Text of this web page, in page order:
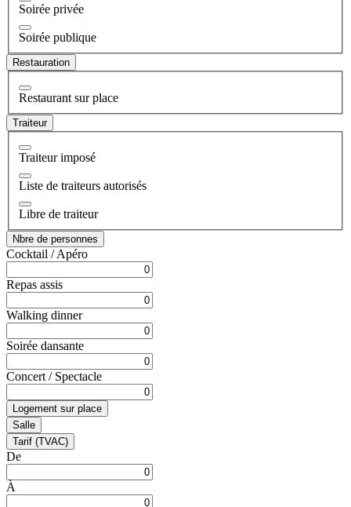
Soirée privée
Soirée publique
Restauration
Restaurant sur place
Traiteur
Traiteur imposé
Liste de traiteurs autorisés
Libre de traiteur
Nbre de personnes
Cocktail / Apéro
Repas assis
Walking dinner
Soirée dansante
Concert / Spectacle
Logement sur place
Salle
Tarif (TVAC)
De
À